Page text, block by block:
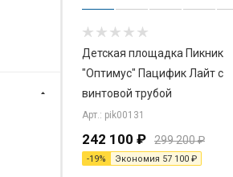
Детская площадка Пикник
"Оптимус" Пацифик Лайт с
винтовой трубой
Арт.: pik00131
242 100 ₽ 299 200₽
-19% Экономия 57 100 ₽